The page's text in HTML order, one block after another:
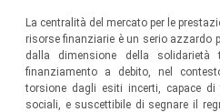
La centralità del mercato per le
risorse finanziarie è un serio azzardo
dalla dimensione della
finanziamento a debito, nel
torsione dagli esiti incerti, capace
sociali, e suscettibile di segnare il